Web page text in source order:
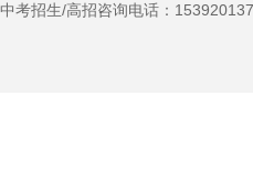
中考招生/高招咨询电话：